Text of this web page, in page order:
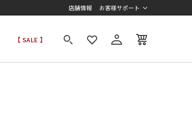
店舗情報 お客様サポート
【 SALE 】